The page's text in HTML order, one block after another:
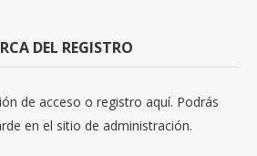
DEL REGISTRO
de acceso o registro aquí. Podrás
en el sitio de administración.